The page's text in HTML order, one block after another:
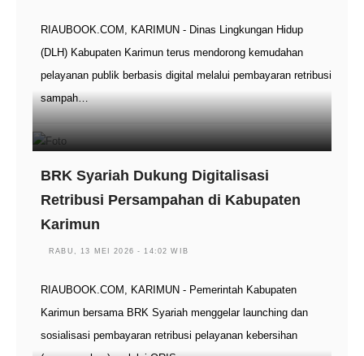
RIAUBOOK.COM, KARIMUN - Dinas Lingkungan Hidup
(DLH) Kabupaten Karimun terus mendorong kemudahan
pelayanan publik berbasis digital melalui pembayaran retribusi
sampah…
BRK Syariah Dukung Digitalisasi
Retribusi Persampahan di Kabupaten
Karimun
RABU, 13 MEI 2026 - 14:02 WIB
RIAUBOOK.COM, KARIMUN - Pemerintah Kabupaten
Karimun bersama BRK Syariah menggelar launching dan
sosialisasi pembayaran retribusi pelayanan kebersihan